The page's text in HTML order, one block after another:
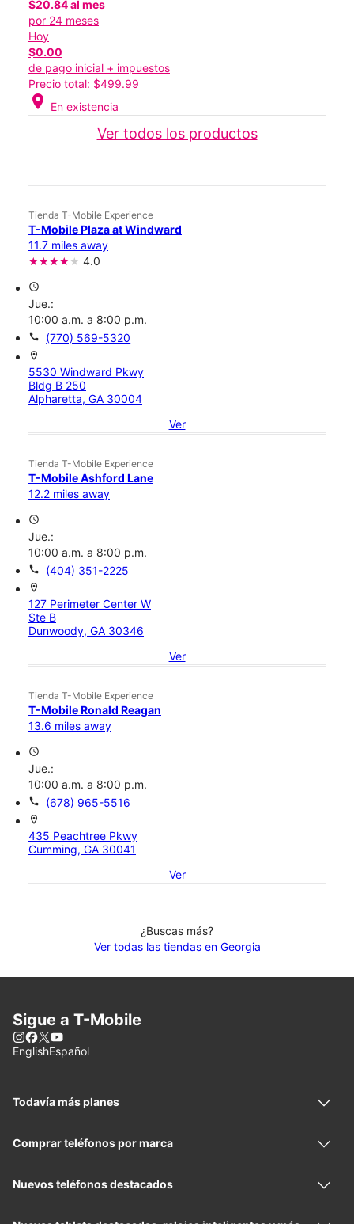
$20.84 al mes
por 24 meses
Hoy
$0.00
de pago inicial + impuestos
Precio total: $499.99
location_on En existencia
Ver todos los productos
Tienda T-Mobile Experience
T-Mobile Plaza at Windward
11.7 miles away
4.0
access_time
Jue.:
10:00 a.m. a 8:00 p.m.
call (770) 569-5320
location_on
5530 Windward Pkwy
Bldg B 250
Alpharetta, GA 30004
Ver
Tienda T-Mobile Experience
T-Mobile Ashford Lane
12.2 miles away
access_time
Jue.:
10:00 a.m. a 8:00 p.m.
call (404) 351-2225
location_on
127 Perimeter Center W
Ste B
Dunwoody, GA 30346
Ver
Tienda T-Mobile Experience
T-Mobile Ronald Reagan
13.6 miles away
access_time
Jue.:
10:00 a.m. a 8:00 p.m.
call (678) 965-5516
location_on
435 Peachtree Pkwy
Cumming, GA 30041
Ver
¿Buscas más?
Ver todas las tiendas en Georgia